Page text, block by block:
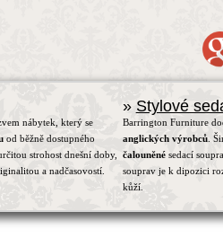
nábytek, který se
od běžně dostupného
strohost dnešní doby,
a nadčasovostí.
» Stylové
Barrington Furniture
anglických výrobců.
čalouněnésedací
souprav je k dipozici
kůží.